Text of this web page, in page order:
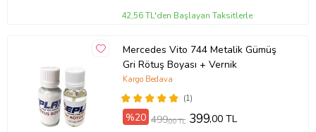
42,56 TL'den Başlayan Taksitlerle
Mercedes Vito 744 Metalik Gümüş
Gri Rötuş Boyası + Vernik
(1)
Kargo Bedava
%20 499,00 TL 399,00 TL